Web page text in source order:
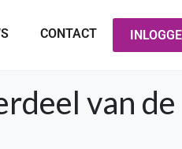
CONTACT
van de